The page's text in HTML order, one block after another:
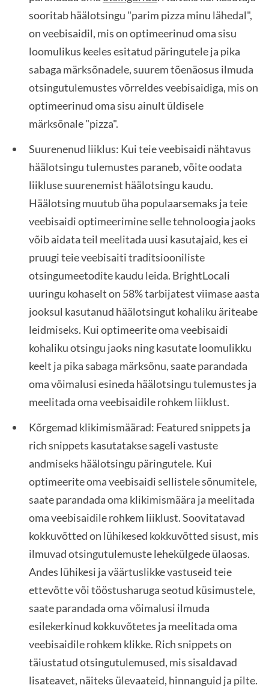
sooritab häälotsingu "parim pizza minu lähedal",
on veebisaidil, mis on optimeerinud oma sisu
loomulikus keeles esitatud päringutele ja pika
sabaga märksõnadele, suurem tõenäosus ilmuda
otsingutulemustes võrreldes veebisaidiga, mis on
optimeerinud oma sisu ainult üldisele
märksõnale "pizza".
Suurenenud liiklus: Kui teie veebisaidi nähtavus
häälotsingu tulemustes paraneb, võite oodata
liikluse suurenemist häälotsingu kaudu.
Häälotsing muutub üha populaarsemaks ja teie
veebisaidi optimeerimine selle tehnoloogia jaoks
võib aidata teil meelitada uusi kasutajaid, kes ei
pruugi teie veebisaiti traditsiooniliste
otsingumeetodite kaudu leida. BrightLocali
uuringu kohaselt on 58% tarbijatest viimase aasta
jooksul kasutanud häälotsingut kohaliku äriteabe
leidmiseks. Kui optimeerite oma veebisaidi
kohaliku otsingu jaoks ning kasutate loomulikku
keelt ja pika sabaga märksõnu, saate parandada
oma võimalusi esineda häälotsingu tulemustes ja
meelitada oma veebisaidile rohkem liiklust.
Kõrgemad klikimismäärad: Featured snippets ja
rich snippets kasutatakse sageli vastuste
andmiseks häälotsingu päringutele. Kui
optimeerite oma veebisaidi sellistele sõnumitele,
saate parandada oma klikimismäära ja meelitada
oma veebisaidile rohkem liiklust. Soovitatavad
kokkuvõtted on lühikesed kokkuvõtted sisust, mis
ilmuvad otsingutulemuste lehekülgede ülaosas.
Andes lühikesi ja väärtuslikke vastuseid teie
ettevõtte või tööstusharuga seotud küsimustele,
saate parandada oma võimalusi ilmuda
esilekerkinud kokkuvõtetes ja meelitada oma
veebisaidile rohkem klikke. Rich snippets on
täiustatud otsingutulemused, mis sisaldavad
lisateavet, näiteks ülevaateid, hinnanguid ja pilte.